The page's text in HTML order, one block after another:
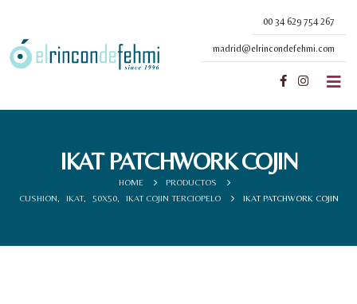
00 34 629 754 267
madrid@elrincondefehmi.com
IKAT PATCHWORK COJIN
HOME
PRODUCTOS
CUSHION
IKAT, 50X50, IKAT COJIN TERCIOPELO IKAT PATCHWORK COJIN